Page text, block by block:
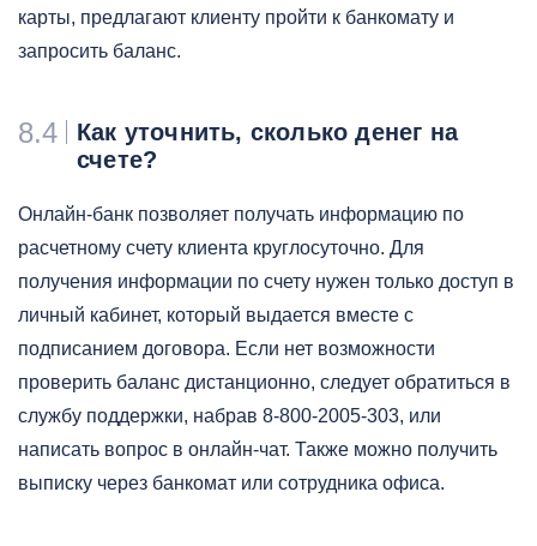
карты, предлагают клиенту пройти к банкомату и
запросить баланс.
8.4
Как уточнить, сколько денег на
счете?
Онлайн-банк позволяет получать информацию по
расчетному счету клиента круглосуточно. Для
получения информации по счету нужен только доступ в
личный кабинет, который выдается вместе с
подписанием договора. Если нет возможности
проверить баланс дистанционно, следует обратиться в
службу поддержки, набрав 8-800-2005-303, или
написать вопрос в онлайн-чат. Также можно получить
выписку через банкомат или сотрудника офиса.